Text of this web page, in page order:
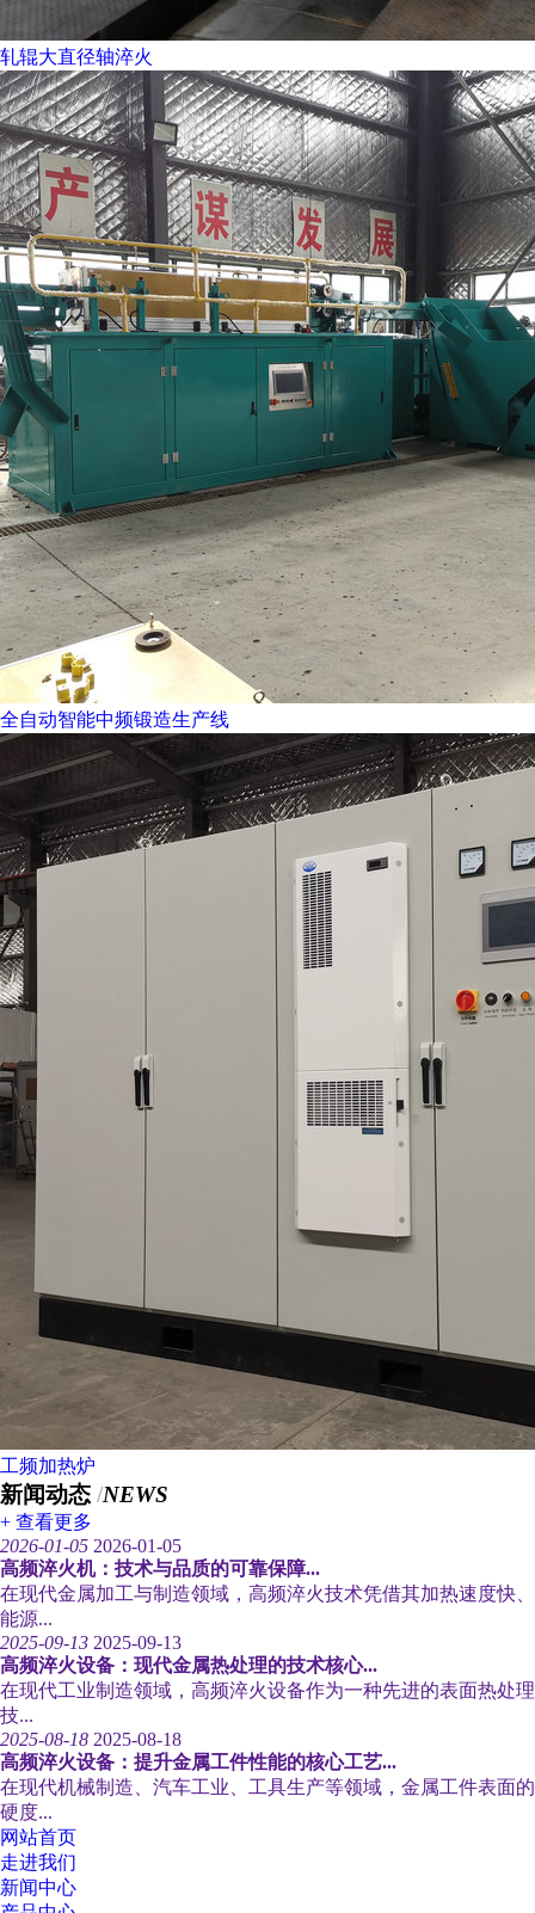
轧辊大直径轴淬火
全自动智能中频锻造生产线
工频加热炉
新闻动态 /NEWS
+ 查看更多
2026-01-05 2026-01-05
高频淬火机：技术与品质的可靠保障...
在现代金属加工与制造领域，高频淬火技术凭借其加热速度快、
能源...
2025-09-13 2025-09-13
高频淬火设备：现代金属热处理的技术核心...
在现代工业制造领域，高频淬火设备作为一种先进的表面热处理
技...
2025-08-18 2025-08-18
高频淬火设备：提升金属工件性能的核心工艺...
在现代机械制造、汽车工业、工具生产等领域，金属工件表面的
硬度...
网站首页
走进我们
新闻中心